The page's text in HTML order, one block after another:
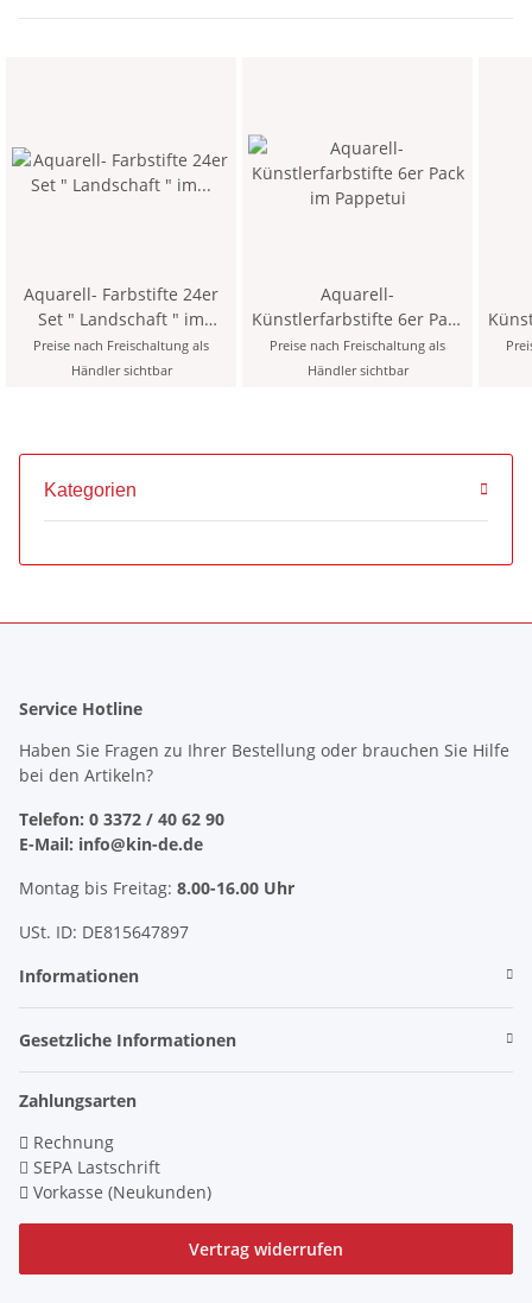
Aquarell- Farbstifte 24er
Set " Landschaft " im
Metalletui (13 PL)
Preise nach Freischaltung als
Händler sichtbar
Aquarell-
Künstlerfarbstifte 6er Pack
im Pappetui
Preise nach Freischaltung als
Händler sichtbar
+
Kategorien
Service Hotline
Haben Sie Fragen zu Ihrer Bestellung oder brauchen Sie Hilfe
bei den Artikeln?
Telefon: 0 3372 / 40 62 90
E-Mail: info@kin-de.de
Montag bis Freitag: 8.00-16.00 Uhr
USt. ID: DE815647897
Informationen
Gesetzliche Informationen
Zahlungsarten
Rechnung
SEPA Lastschrift
Vorkasse (Neukunden)
Vertrag widerrufen